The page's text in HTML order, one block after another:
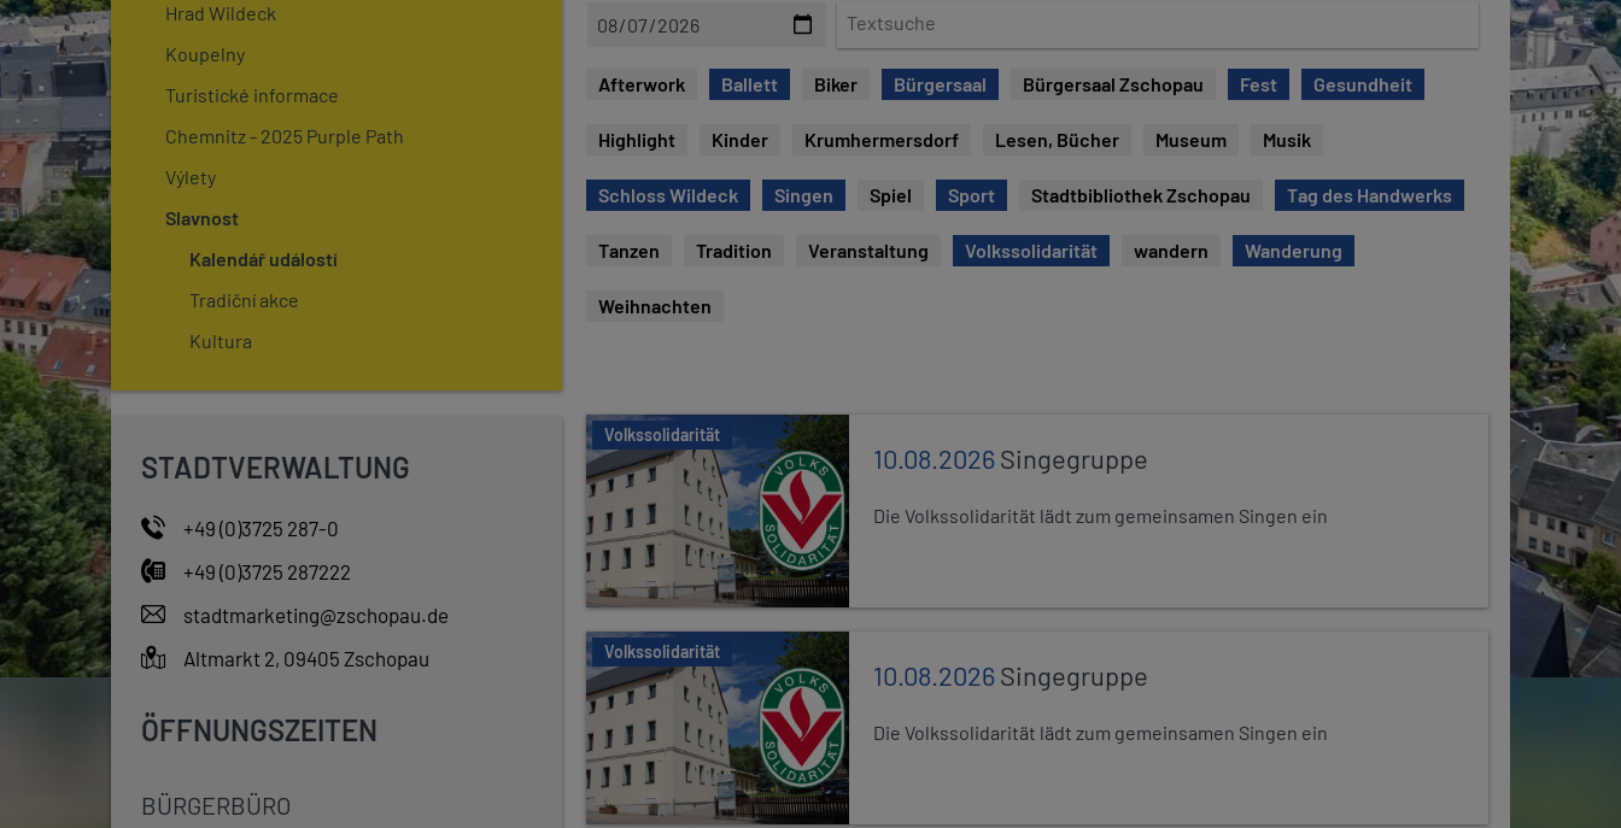
Hrad Wildeck
Koupelny
Turistické informace
Chemnitz - 2025 Purple Path
Výlety
Slavnost
Kalendář událostí
Tradiční akce
Kultura
STADTVERWALTUNG
+49 (0)3725 287-0
+49 (0)3725 287222
stadtmarketing@zschopau.de
Altmarkt 2, 09405 Zschopau
ÖFFNUNGSZEITEN
BÜRGERBÜRO
t
u
Afterwork Ballett Biker Bürgersaal Bürgersaal Zschopau Fest Gesundheit
Highlight Kinder Krumhermersdorf Lesen, Bücher Museum Musik
Schloss Wildeck Singen Spiel Sport Stadtbibliothek Zschopau Tag des Handwerks
Tanzen Tradition Veranstaltung Volkssolidarität wandern Wanderung
Weihnachten
Volkssolidarität
10.08.2026Singegruppe
Die Volkssolidarität lädt zum gemeinsamen Singen ein
Volkssolidarität
10.08.2026Singegruppe
Die Volkssolidarität lädt zum gemeinsamen Singen ein